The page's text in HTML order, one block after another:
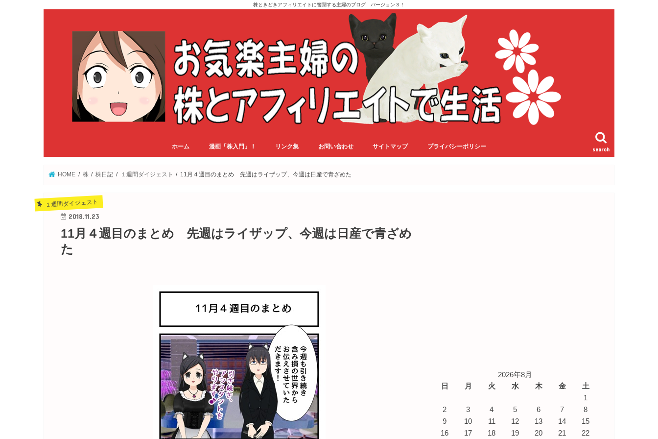
株ときどきアフィリエイトに奮闘する主婦のブログ バージョン３！
search
ホーム 漫画「株入門」！ リンク集 お問い合わせ サイトマップ プライバシーポリシー
HOME 株 株日記 １週間ダイジェスト 11月４週目のまとめ 先週はライザップ、今週は日産で青ざめた
１週間ダイジェスト
2018.11.23
11月４週目のまとめ 先週はライザップ、今週は日産で青ざめ
た
2026年8月
日
月 火 水 木 金
土
1
2
3 4 5 6 7
8
9
10 11 12 13 14
15
16
17 18 19 20 21 22